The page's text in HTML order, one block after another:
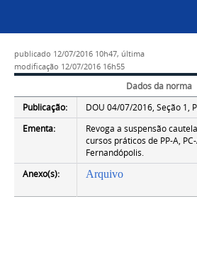
publicado 12/07/2016 10h47, última
modificação 12/07/2016 16h55
Dados da norma
Publicação:
DOU 04/07/2016, Seção 1,
Ementa:
Revoga a suspensão
cursos práticos de PP-A,
Fernandópolis.
Anexo(s):
Arquivo